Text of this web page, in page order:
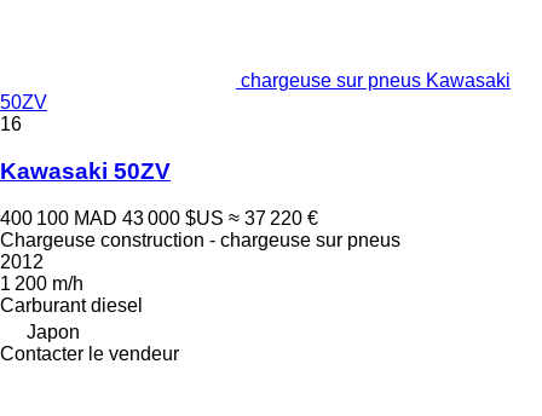
chargeuse sur pneus Kawasaki
50ZV
16
Kawasaki 50ZV
400 100 MAD 43 000 $US ≈ 37 220 €
Chargeuse construction - chargeuse sur pneus
2012
1 200 m/h
Carburant diesel
Japon
Contacter le vendeur